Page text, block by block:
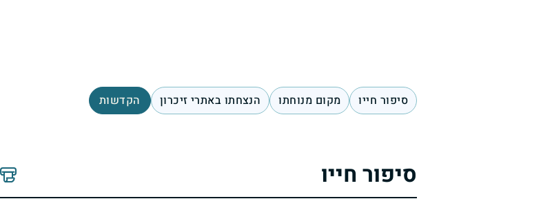
סיפור חייו מקום מנוחתו הנצחתו באתרי זיכרון הקדשות
סיפור חייו